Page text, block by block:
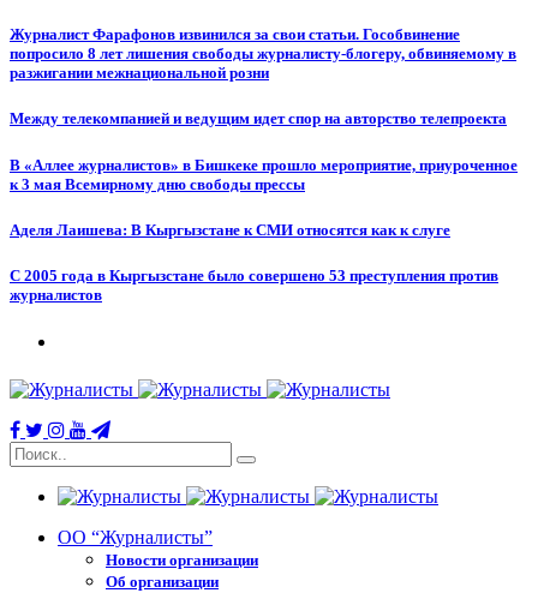
Журналист Фарафонов извинился за свои статьи. Гособвинение
попросило 8 лет лишения свободы журналисту-блогеру, обвиняемому в
разжигании межнациональной розни
Между телекомпанией и ведущим идет спор на авторство телепроекта
В «Аллее журналистов» в Бишкеке прошло мероприятие, приуроченное
к 3 мая Всемирному дню свободы прессы
Аделя Лаишева: В Кыргызстане к СМИ относятся как к слуге
С 2005 года в Кыргызстане было совершено 53 преступления против
журналистов
ОО “Журналисты”
Новости организации
Об организации